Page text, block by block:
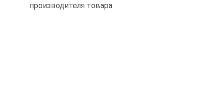
производителя товара.